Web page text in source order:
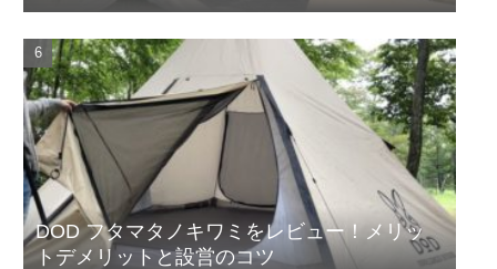
DOD フタマタノキワミをレビュー！メリッ
トデメリットと設営のコツ